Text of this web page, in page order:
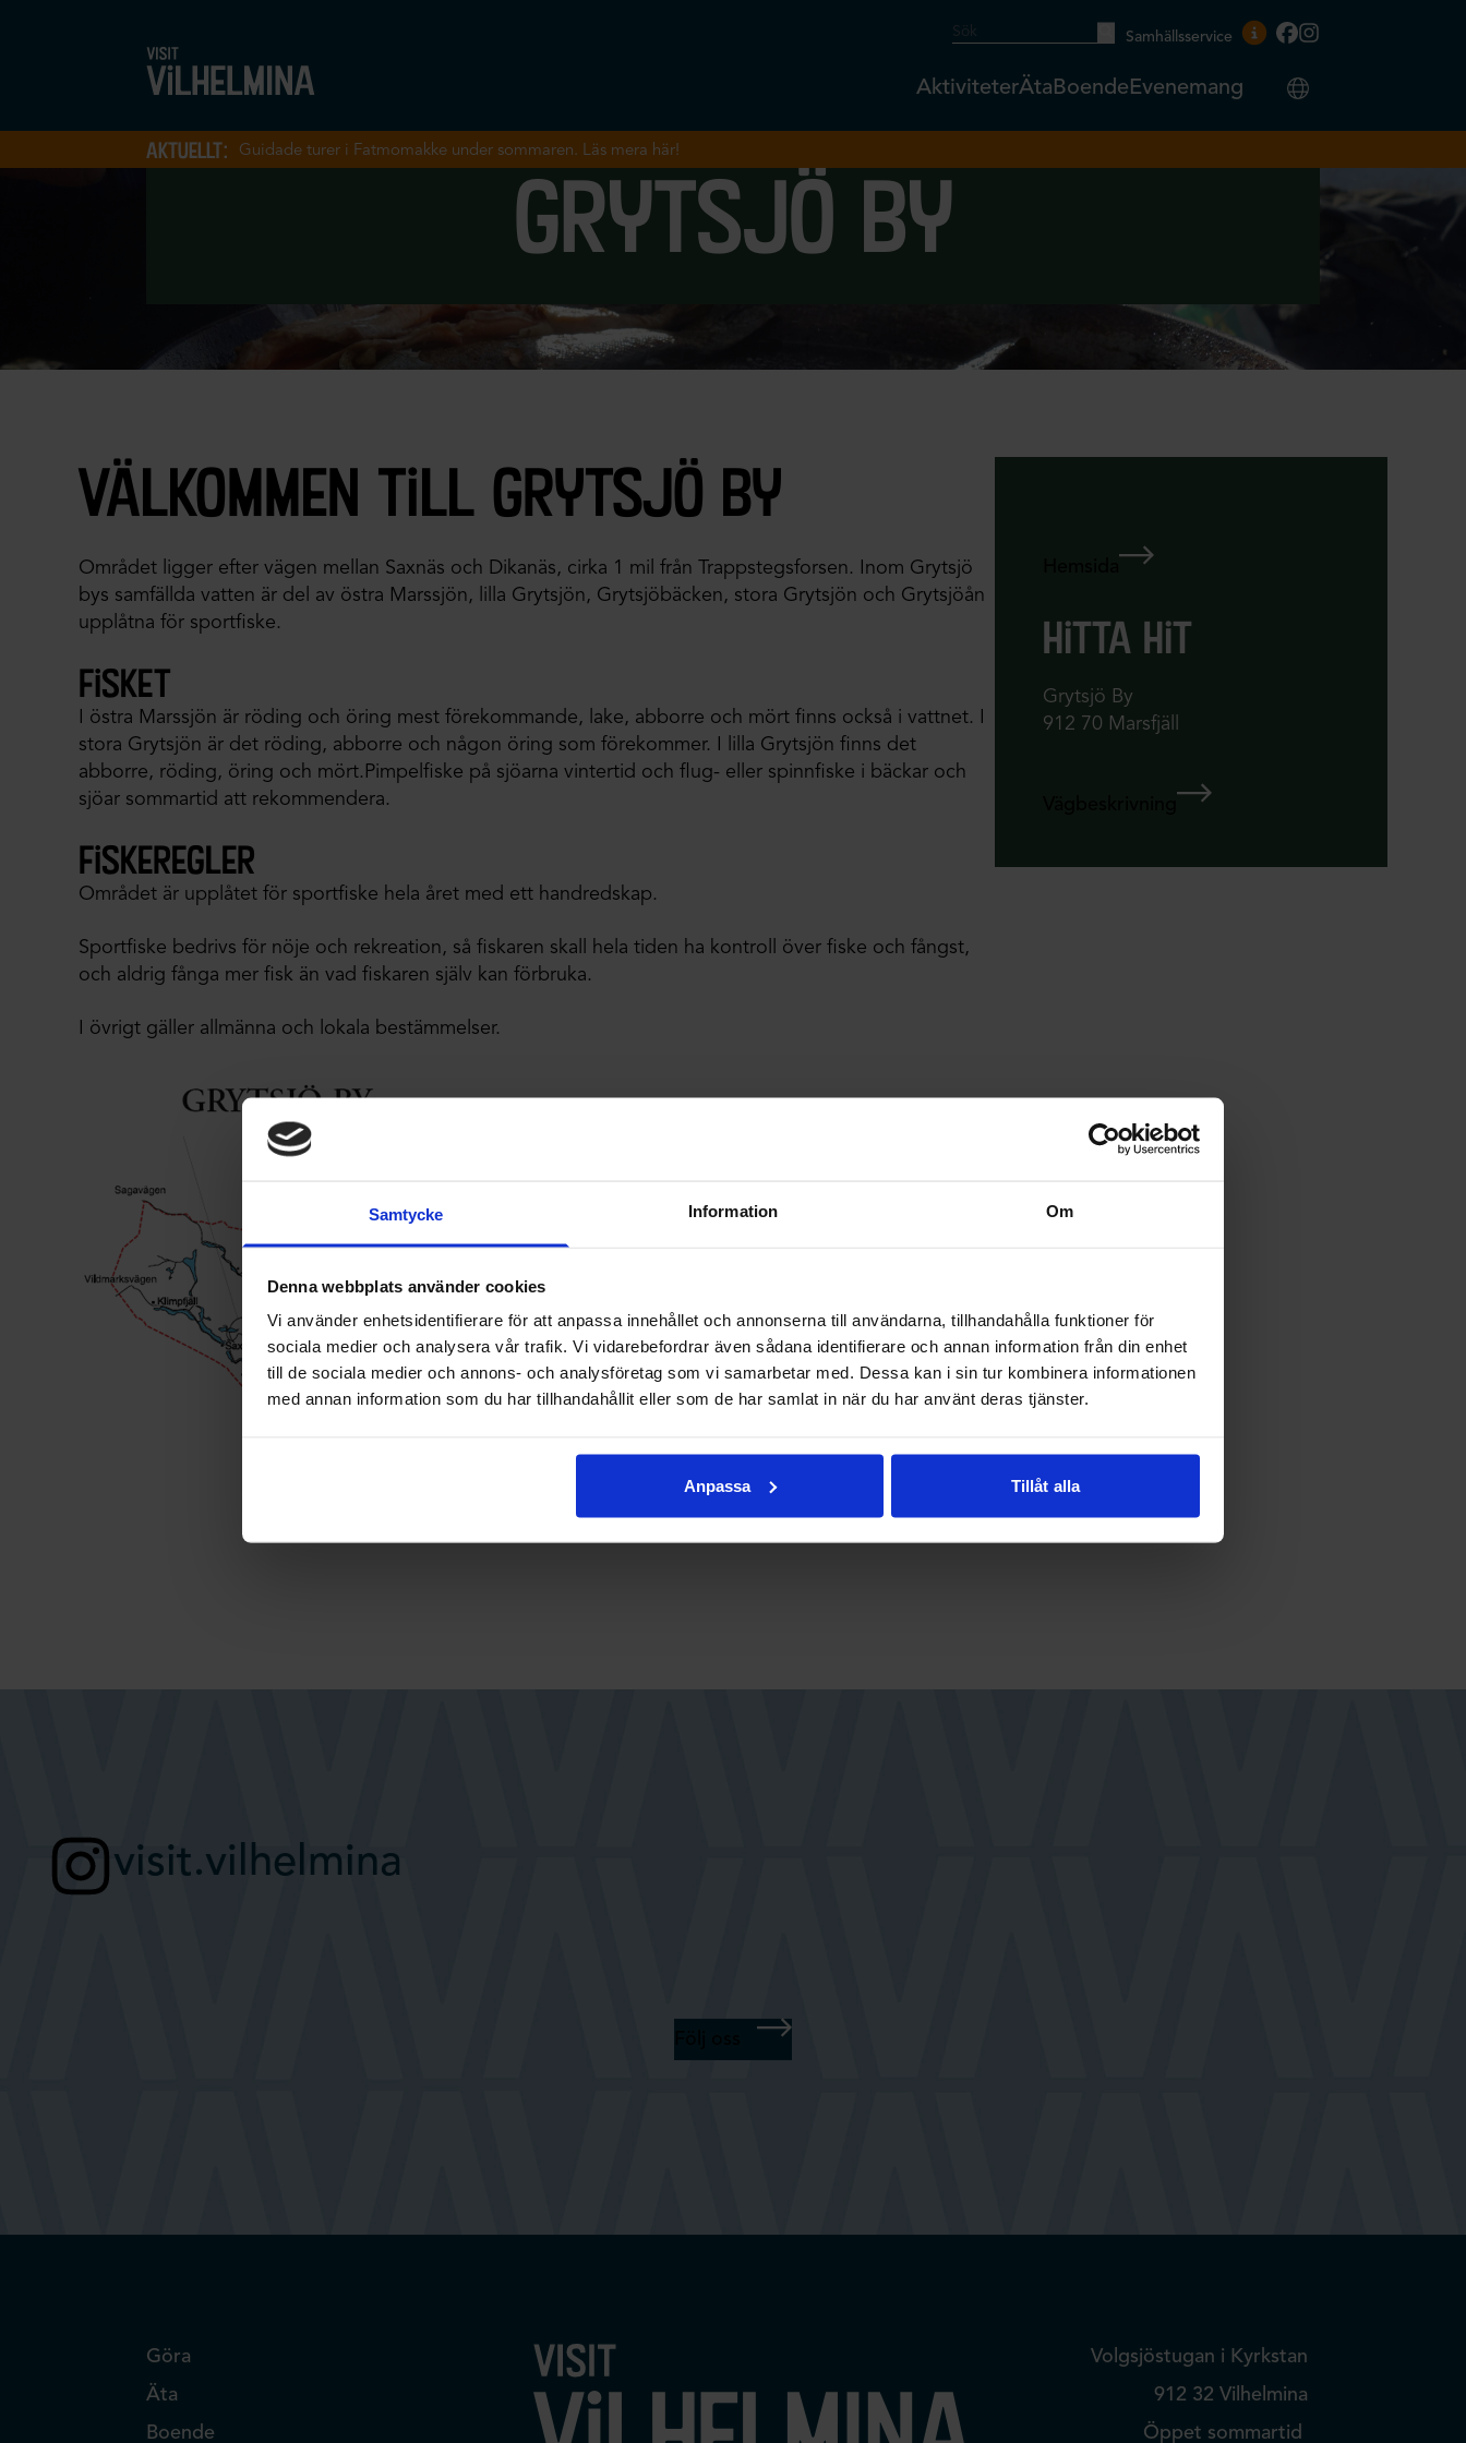
Samtycke Information Om
Denna webbplats använder cookies
Vi använder enhetsidentifierare för att anpassa innehållet och annonserna till användarna, tillhandahålla funktioner för
sociala medier och analysera vår trafik. Vi vidarebefordrar även sådana identifierare och annan information från din enhet
till de sociala medier och annons- och analysföretag som vi samarbetar med. Dessa kan i sin tur kombinera informationen
med annan information som du har tillhandahållit eller som de har samlat in när du har använt deras tjänster.
Anpassa Tillåt alla
Samhällsservice
AktiviteterÄtaBoendeEvenemang
aktuellt: Guidade turer i Fatmomakke under sommaren. Läs mera här!
grytsjö by
välkommen till grytsjö by
Området ligger efter vägen mellan Saxnäs och Dikanäs, cirka 1 mil från Trappstegsforsen. Inom Grytsjö
bys samfällda vatten är del av östra Marssjön, lilla Grytsjön, Grytsjöbäcken, stora Grytsjön och Grytsjöån
upplåtna för sportfiske.
fisket
I östra Marssjön är röding och öring mest förekommande, lake, abborre och mört finns också i vattnet. I
stora Grytsjön är det röding, abborre och någon öring som förekommer. I lilla Grytsjön finns det
abborre, röding, öring och mört.Pimpelfiske på sjöarna vintertid och flug- eller spinnfiske i bäckar och
sjöar sommartid att rekommendera.
fiskeregler
Området är upplåtet för sportfiske hela året med ett handredskap.
Sportfiske bedrivs för nöje och rekreation, så fiskaren skall hela tiden ha kontroll över fiske och fångst,
och aldrig fånga mer fisk än vad fiskaren själv kan förbruka.
I övrigt gäller allmänna och lokala bestämmelser.
hitta hit
Grytsjö By
912 70 Marsfjäll
visit.vilhelmina
Göra
Äta
Boende
Volgsjöstugan i Kyrkstan
912 32 Vilhelmina
Öppet sommartid